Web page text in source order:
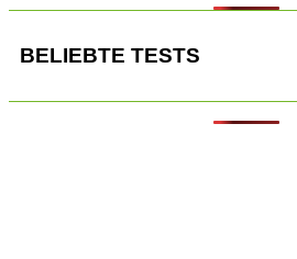
BELIEBTE TESTS